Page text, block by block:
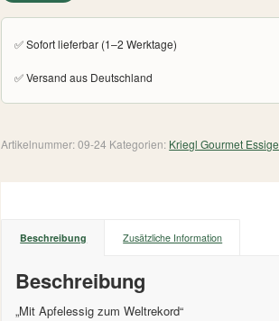
✅ Sofort lieferbar (1–2 Werktage)
✅ Versand aus Deutschland
Artikelnummer:09-24 Kategorien: Kriegl Gourmet Essige
Beschreibung Zusätzliche Information
Beschreibung
„Mit Apfelessig zum Weltrekord“